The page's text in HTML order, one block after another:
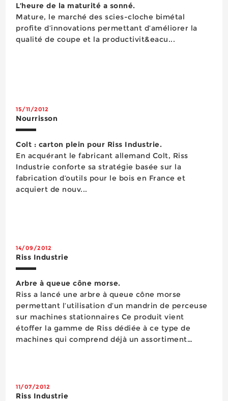
L’heure de la maturité a sonné.
Mature, le marché des scies-cloche bimétal
profite d’innovations permettant d’améliorer la
qualité de coupe et la productivit&eacu...
15/11/2012
Nourrisson
Colt : carton plein pour Riss Industrie.
En acquérant le fabricant allemand Colt, Riss
Industrie conforte sa stratégie basée sur la
fabrication d’outils pour le bois en France et
acquiert de nouv...
14/09/2012
Riss Industrie
Arbre à queue cône morse.
Riss a lancé une arbre à queue cône morse
permettant l’utilisation d’un mandrin de perceuse
sur machines stationnaires Ce produit vient
étoffer la gamme de Riss dédiée à ce type de
machines qui comprend déjà un assortiment
11/07/2012
Riss Industrie